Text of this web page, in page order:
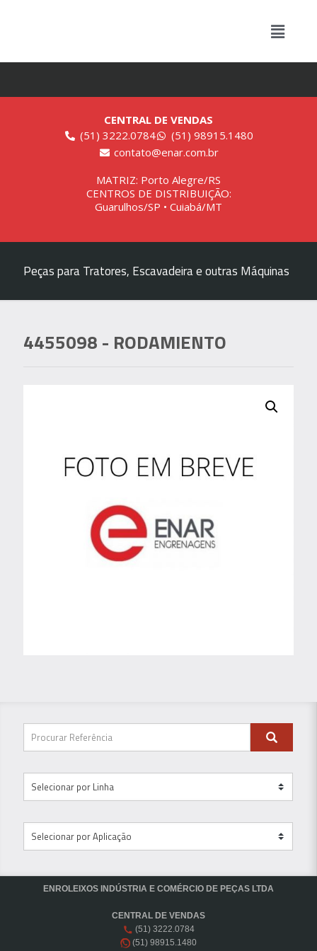
CENTRAL DE VENDAS
(51) 3222.0784
(51) 98915.1480
contato@enar.com.br
MATRIZ: Porto Alegre/RS
CENTROS DE DISTRIBUIÇÃO:
Guarulhos/SP • Cuiabá/MT
Peças para Tratores, Escavadeira e outras Máquinas
4455098 - RODAMIENTO
ENROLEIXOS INDÚSTRIA E COMÉRCIO DE PEÇAS LTDA
CENTRAL DE VENDAS
(51) 3222.0784
(51) 98915.1480